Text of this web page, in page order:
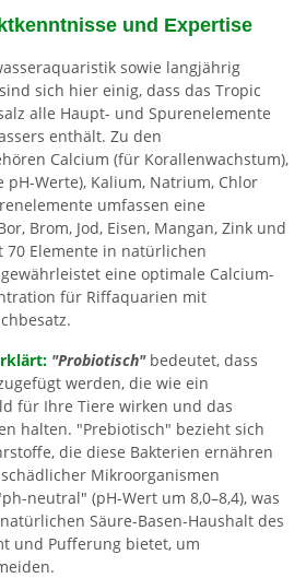
und Expertise
sowie langjährig
sich hier einig, dass das Tropic
alle Haupt- und Spurenelemente
enthält. Zu den
Calcium (für Korallenwachstum),
Werte), Kalium, Natrium, Chlor
umfassen eine
Brom, Jod, Eisen, Mangan, Zink und
70 Elemente in natürlichen
eine optimale Calcium-
für Riffaquarien mit
"Probiotisch" bedeutet, dass
werden, die wie ein
für Ihre Tiere wirken und das
halten. "Prebiotisch" bezieht sich
die diese Bakterien ernähren
Mikroorganismen
neutral" (pH-Wert um 8,0–8,4), was
Säure-Basen-Haushalt des
und Pufferung bietet, um